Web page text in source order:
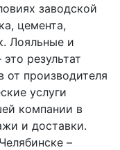
заводской
цемента,
Лояльные и
результат
от производителя
услуги
компании в
и доставки.
–